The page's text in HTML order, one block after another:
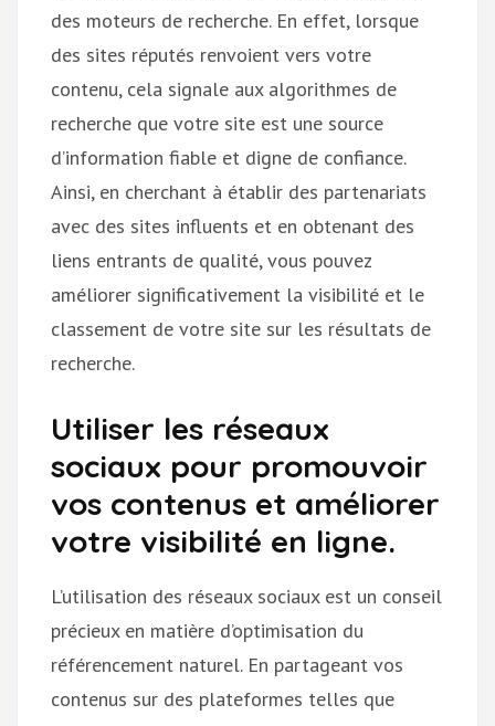
des moteurs de recherche. En effet, lorsque
des sites réputés renvoient vers votre
contenu, cela signale aux algorithmes de
recherche que votre site est une source
d’information fiable et digne de confiance.
Ainsi, en cherchant à établir des partenariats
avec des sites influents et en obtenant des
liens entrants de qualité, vous pouvez
améliorer significativement la visibilité et le
classement de votre site sur les résultats de
recherche.
Utiliser les réseaux
sociaux pour promouvoir
vos contenus et améliorer
votre visibilité en ligne.
L’utilisation des réseaux sociaux est un conseil
précieux en matière d’optimisation du
référencement naturel. En partageant vos
contenus sur des plateformes telles que